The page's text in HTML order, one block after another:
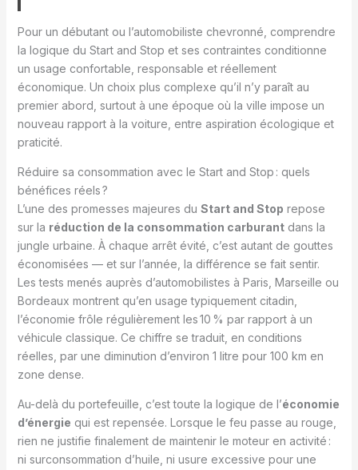
Pour un débutant ou l’automobiliste chevronné, comprendre
la logique du Start and Stop et ses contraintes conditionne
un usage confortable, responsable et réellement
économique. Un choix plus complexe qu’il n’y paraît au
premier abord, surtout à une époque où la ville impose un
nouveau rapport à la voiture, entre aspiration écologique et
praticité.
Réduire sa consommation avec le Start and Stop : quels
bénéfices réels ?
L’une des promesses majeures du Start and Stop repose
sur la réduction de la consommation carburantdans la
jungle urbaine. À chaque arrêt évité, c’est autant de gouttes
économisées — et sur l’année, la différence se fait sentir.
Les tests menés auprès d’automobilistes à Paris, Marseille ou
Bordeaux montrent qu’en usage typiquement citadin,
l’économie frôle régulièrement les 10 % par rapport à un
véhicule classique. Ce chiffre se traduit, en conditions
réelles, par une diminution d’environ 1 litre pour 100 km en
zone dense.
Au-delà du portefeuille, c’est toute la logique de l’économie
d’énergie qui est repensée. Lorsque le feu passe au rouge,
rien ne justifie finalement de maintenir le moteur en activité :
ni surconsommation d’huile, ni usure excessive pour une